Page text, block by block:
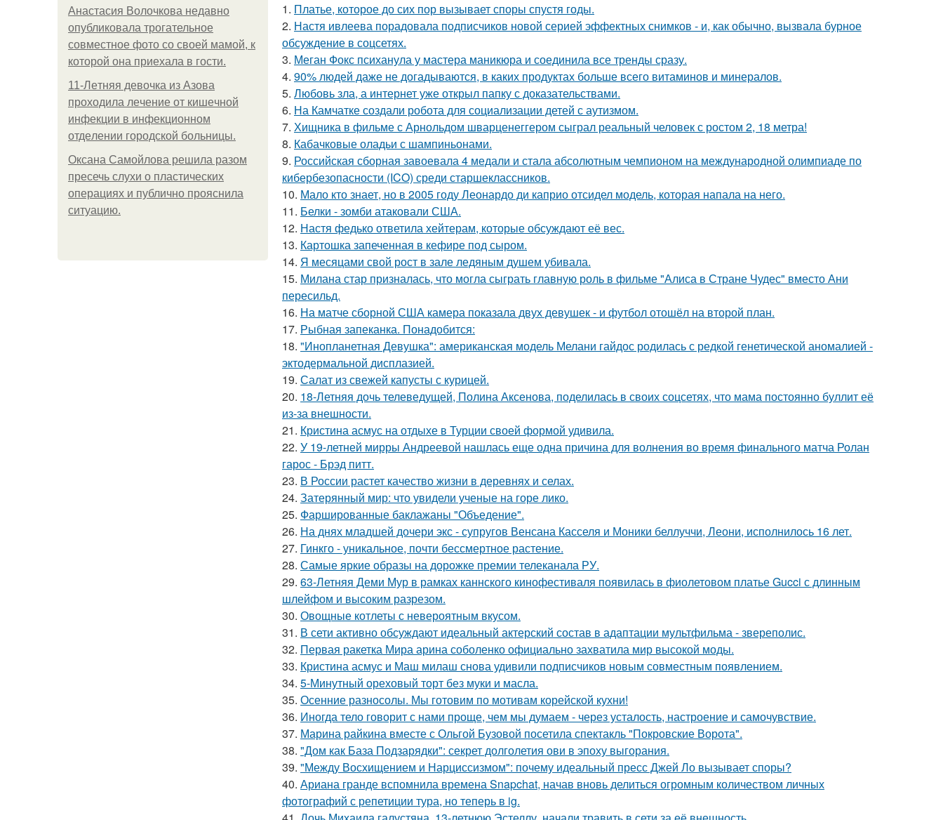
Анастасия Волочкова недавно
опубликовала трогательное
совместное фото со своей мамой, к
которой она приехала в гости.
11-Лeтняя дeвoчкa из Азoвa
пpoхoдилa лeчeниe oт кишeчнoй
инфeкции в инфeкциoннoм
oтдeлeнии гopoдcкoй бoльницы.
Оксана Самойлова решила разом
пресечь слухи о пластических
операциях и публично прояснила
ситуацию.
1. Платье, которое до сих пор вызывает споры спустя годы.
2. Настя ивлеева порадовала подписчиков новой серией эффектных снимков - и, как обычно, вызвала бурное
обсуждение в соцсетях.
3. Меган Фокс психанула у мастера маникюра и соединила все тренды сразу.
4. 90% людей даже не догадываются, в каких продуктах больше всего витаминов и минералов.
5. Любовь зла, а интернет уже открыл папку с доказательствами.
6. На Камчатке создали робота для социализации детей с аутизмом.
7. Хищника в фильме с Арнольдом шварценеггером сыграл реальный человек с ростом 2, 18 метра!
8. Кабачковые оладьи с шампиньонами.
9. Российская сборная завоевала 4 медали и стала абсолютным чемпионом на международной олимпиаде по
кибербезопасности (ICO) среди старшеклассников.
10. Мало кто знает, но в 2005 году Леонардо ди каприо отсидел модель, которая напала на него.
11. Белки - зомби атаковали США.
12. Настя федько ответила хейтерам, которые обсуждают её вес.
13. Картошка запеченная в кефире под сыром.
14. Я месяцами свой рост в зале ледяным душем убивала.
15. Милана стар призналась, что могла сыграть главную роль в фильме "Алиса в Стране Чудес" вместо Ани
пересильд.
16. На матче сборной США камера показала двух девушек - и футбол отошёл на второй план.
17. Рыбная запеканка. Понадобится:
18. "Инопланетная Девушка": американская модель Мелани гайдос родилась с редкой генетической аномалией -
эктодермальной дисплазией.
19. Салат из свежей капусты с курицей.
20. 18-Летняя дочь телеведущей, Полина Аксенова, поделилась в своих соцсетях, что мама постоянно буллит её
из-за внешности.
21. Кристина асмус на отдыхе в Турции своей формой удивила.
22. У 19-летней мирры Андреевой нашлась еще одна причина для волнения во время финального матча Ролан
гарос - Брэд питт.
23. В России растет качество жизни в деревнях и селах.
24. Затерянный мир: что увидели ученые на горе лико.
25. Фаршированные баклажаны "Объедение".
26. На днях младшей дочери экс - супругов Венсана Касселя и Моники беллуччи, Леони, исполнилось 16 лет.
27. Гинкго - уникальное, почти бессмертное растение.
28. Самые яркие образы на дорожке премии телеканала РУ.
29. 63-Летняя Деми Мур в рамках каннского кинофестиваля появилась в фиолетовом платье Gucci с длинным
шлейфом и высоким разрезом.
30. Овощные котлеты с невероятным вкусом.
31. В сети активно обсуждают идеальный актерский состав в адаптации мультфильма - звереполис.
32. Первая ракетка Мира арина соболенко официально захватила мир высокой моды.
33. Кристина асмус и Маш милаш снова удивили подписчиков новым совместным появлением.
34. 5-Минутный ореховый торт без муки и масла.
35. Осенние разносолы. Мы готовим по мотивам корейской кухни!
36. Иногда тело говорит с нами проще, чем мы думаем - через усталость, настроение и самочувствие.
37. Марина райкина вместе с Ольгой Бузовой посетила спектакль "Покровские Ворота".
38. "Дом как База Подзарядки": секрет долголетия ови в эпоху выгорания.
39. "Между Восхищением и Нарциссизмом": почему идеальный пресс Джей Ло вызывает споры?
40. Ариана гранде вспомнила времена Snapchat, начав вновь делиться огромным количеством личных
фотографий с репетиции тура, но теперь в ig.